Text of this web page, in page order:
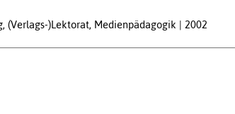
(Verlags-)Lektorat, Medienpädagogik
2002